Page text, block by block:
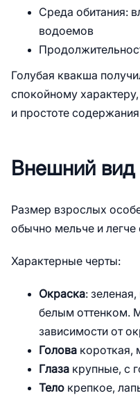
Сравнение с
Сравнение с
Отличие от
лягушки:
9.Часто
Что важно
Среда обитания:
водоемов
Голубая квакша
спокойному
и простоте
Внешний вид
Размер взрослых
обычно мельче и легче
Характерные черты:
Окраска:
белым оттенком.
зависимости от
Голова короткая,
Глаза крупные, с
Тело крепкое,